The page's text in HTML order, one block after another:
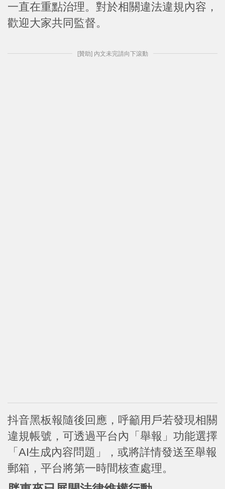
一直在重點治理。對於相關違法違規內容，
歡迎大家共同監督。
[贊助] 內文未完請向下滾動
抖音黑板報隨後回應，呼籲用戶若發現相關
違規帳號，可透過平台內「舉報」功能選擇
「AI生成內容問題」，或將詳情發送至舉報
郵箱，平台將第一時間核查處理。